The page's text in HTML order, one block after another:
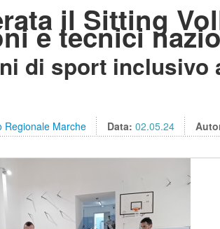
il Sitting
e tecnici
di sport inclusivo
Regionale Marche Data: 02.05.24